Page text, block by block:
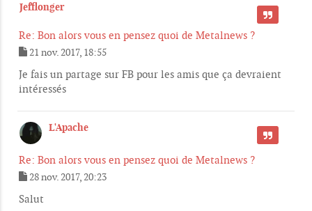
Jefflonger
Re: Bon alors vous en pensez quoi de Metalnews ?
CITER
e
s
s
e
21 nov. 2017, 18:55
Je fais un partage sur FB pour les amis que ça devraient
intéressés
L'Apache
Re: Bon alors vous en pensez quoi de Metalnews ?
CITER
e
28 nov. 2017, 20:23
Salut